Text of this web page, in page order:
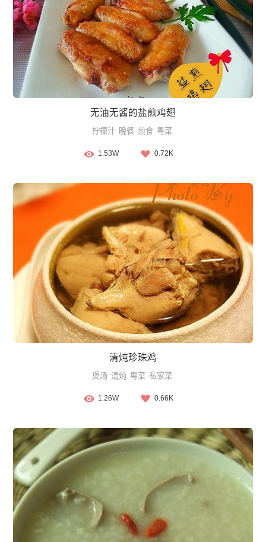
无油无酱的盐煎鸡翅
柠檬汁 晚餐 煎食 粤菜
1.53W 0.72K
清炖珍珠鸡
煲汤 清炖 粤菜 私家菜
1.26W 0.66K